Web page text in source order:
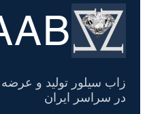
تسویه
حساب
زاب سیلور تولید و
در سراسر ایران